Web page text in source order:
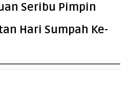
Seribu Pimpin
Hari Sumpah Ke-